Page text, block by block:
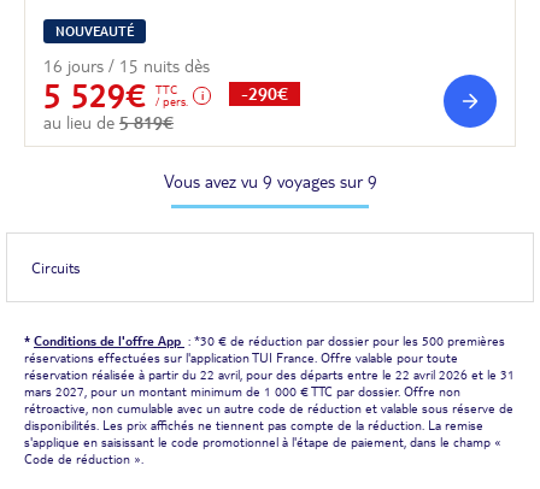
NOUVEAUTÉ
16 jours / 15 nuits dès
5 529€
TTC
/ pers.
au lieu de 5 819€
-290€
Vous avez vu 9 voyages sur 9
Circuits
* Conditions de l'offre App : *30 € de réduction par dossier pour les 500 premières
réservations effectuées sur l'application TUI France. Offre valable pour toute
réservation réalisée à partir du 22 avril, pour des départs entre le 22 avril 2026 et le 31
mars 2027, pour un montant minimum de 1 000 € TTC par dossier. Offre non
rétroactive, non cumulable avec un autre code de réduction et valable sous réserve de
disponibilités. Les prix affichés ne tiennent pas compte de la réduction. La remise
s'applique en saisissant le code promotionnel à l'étape de paiement, dans le champ «
Code de réduction ».